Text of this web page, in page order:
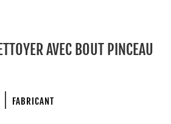
AVEC BOUT PINCEAU
FABRICANT